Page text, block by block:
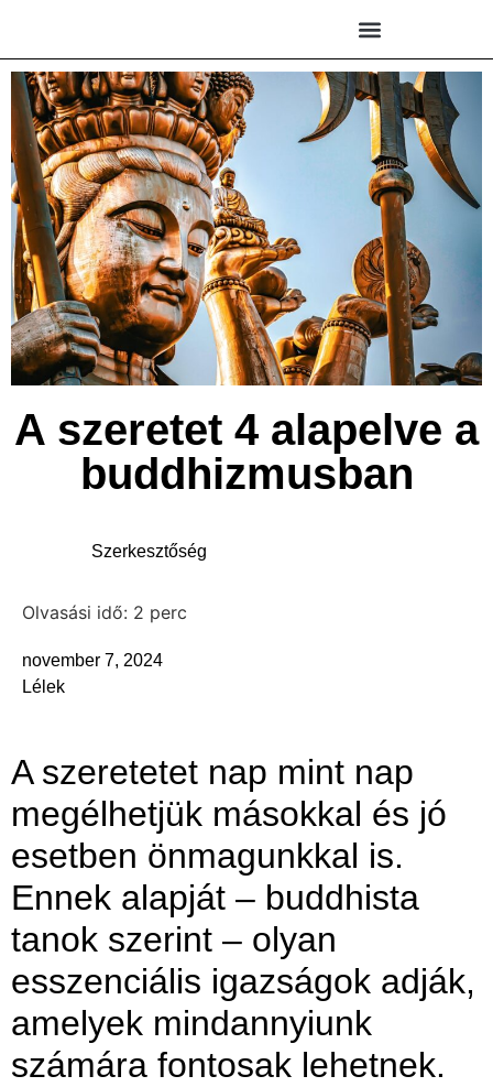
A szeretet 4 alapelve a
buddhizmusban
Szerkesztőség
november 7, 2024
Lélek
A szeretetet nap mint nap
megélhetjük másokkal és jó
esetben önmagunkkal is.
Ennek alapját – buddhista
tanok szerint – olyan
esszenciális igazságok adják,
amelyek mindannyiunk
számára fontosak lehetnek.